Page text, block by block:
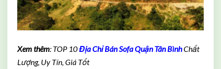
Xem thêm: TOP 10Địa Chỉ Bán Sofa Quận Tân BìnhChất
Lượng, Uy Tín, Giá Tốt